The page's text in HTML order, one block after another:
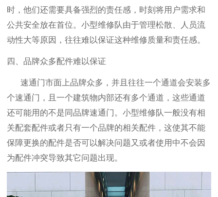
时，他们还需要具备强烈的责任感，时刻将用户需求和
公共安全放在首位。小型维修队由于管理松散、人员流
动性大等原因，往往难以保证这种维修质量和责任感。
四、品牌众多配件难以保证
速通门市面上品牌众多，并且往往一个通道会安装多
个速通门，且一个建筑物内部还有多个通道，这些通道
还可能用的不是同品牌速通门。小型维修队一般没有相
关配套配件或者只有一个品牌的相关配件，这使其不能
保障更换的配件是否可以解决问题又或者使用中不会因
为配件冲突导致其它问题出现。